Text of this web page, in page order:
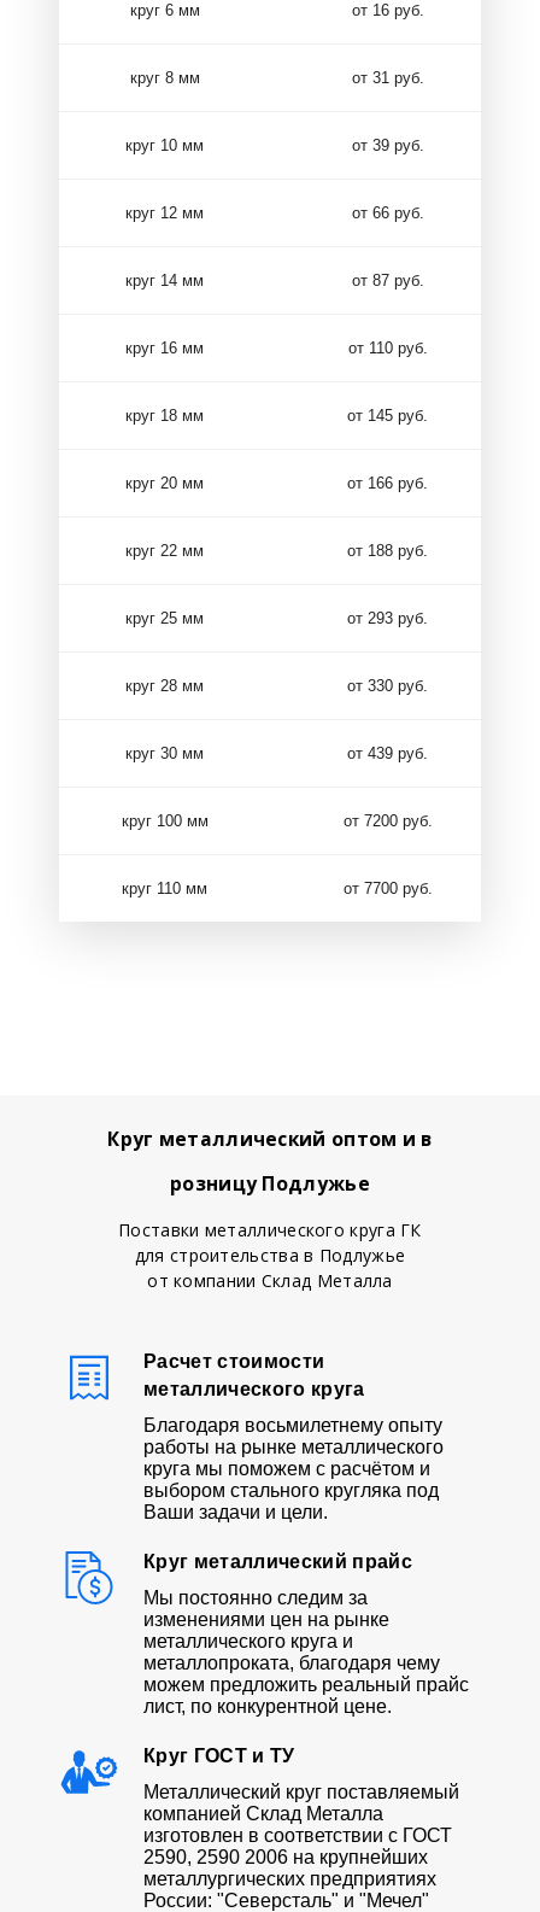
круг 6 мм от 16 руб.
круг 8 мм от 31 руб.
круг 10 мм от 39 руб.
круг 12 мм от 66 руб.
круг 14 мм от 87 руб.
круг 16 мм от 110 руб.
круг 18 мм от 145 руб.
круг 20 мм от 166 руб.
круг 22 мм от 188 руб.
круг 25 мм от 293 руб.
круг 28 мм от 330 руб.
круг 30 мм от 439 руб.
круг 100 мм от 7200 руб.
круг 110 мм от 7700 руб.
Круг металлический оптом и в
розницу Подлужье
Поставки металлического круга ГК
для строительства в Подлужье
от компании Склад Металла
Расчет стоимости
металлического круга
Благодаря восьмилетнему опыту
работы на рынке металлического
круга мы поможем с расчётом и
выбором стального кругляка под
Ваши задачи и цели.
Круг металлический прайс
Мы постоянно следим за
изменениями цен на рынке
металлического круга и
металлопроката, благодаря чему
можем предложить реальный прайс
лист, по конкурентной цене.
Круг ГОСТ и ТУ
Металлический круг поставляемый
компанией Склад Металла
изготовлен в соответствии с ГОСТ
2590, 2590 2006 на крупнейших
металлургических предприятиях
России: "Северсталь" и "Мечел"